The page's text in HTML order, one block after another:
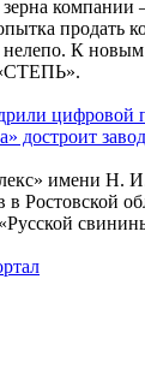
продать
К
достроит
имени Н.
в Ростовской